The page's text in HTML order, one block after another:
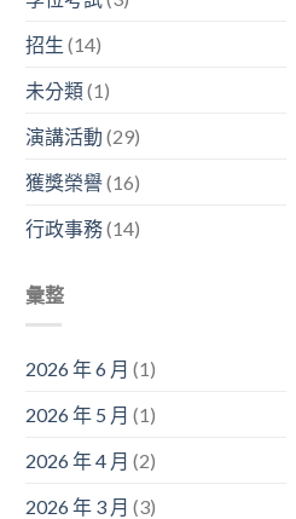
中
看
論
競
中
系
演
中
招生 (14)
未分類(1)
演講活動 (29)
獲獎榮譽(16)
行政事務(14)
彙整
2026 年 6 月 (1)
2026 年 5 月 (1)
2026 年 4 月 (2)
2026 年 3 月 (3)